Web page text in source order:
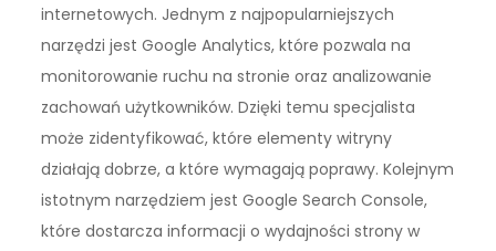
internetowych. Jednym z najpopularniejszych
narzędzi jest Google Analytics, które pozwala na
monitorowanie ruchu na stronie oraz analizowanie
zachowań użytkowników. Dzięki temu specjalista
może zidentyfikować, które elementy witryny
działają dobrze, a które wymagają poprawy. Kolejnym
istotnym narzędziem jest Google Search Console,
które dostarcza informacji o wydajności strony w